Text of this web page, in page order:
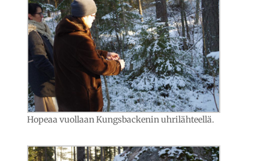
Hopeaa vuollaan Kungsbackenin uhrilähteellä.